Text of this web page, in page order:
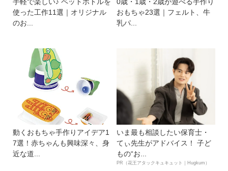
使った工作11選｜オリジナル
のお...
おもちゃ23選｜フェルト、牛
乳パ...
動くおもちゃ手作りアイデア1
7選！赤ちゃんも興味深々、身
近な道...
いま最も相談したい保育士・
てぃ先生がアドバイス！ 子ど
もの“お...
PR（花王アタックキュキュット｜Hugkum）